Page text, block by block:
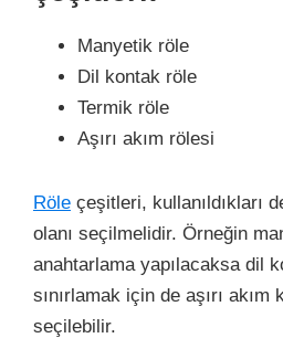
Manyetik röle
Dil kontak röle
Termik röle
Aşırı akım rölesi
Röle çeşitleri, kullanıldıkları
olanı seçilmelidir. Örneğin
anahtarlama yapılacaksa dil
sınırlamak için de aşırı akım
seçilebilir.